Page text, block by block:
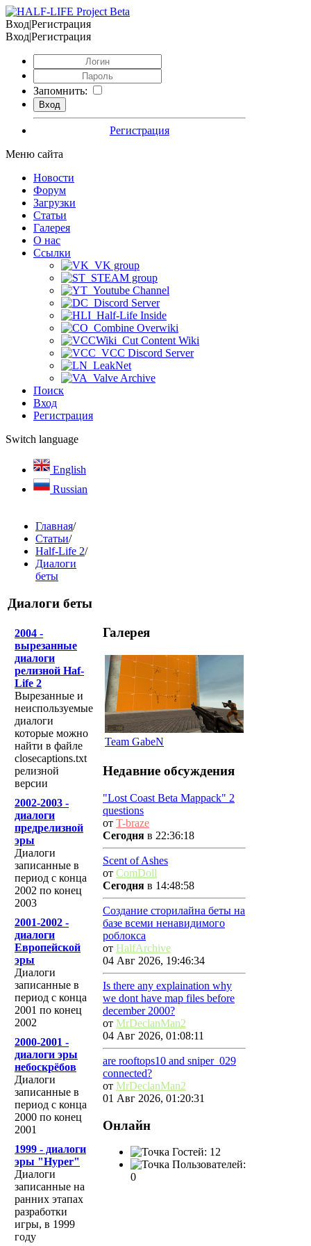
Вход|Регистрация
Вход|Регистрация
Запомнить:
Регистрация
Меню сайта
Новости
Форум
Загрузки
Статьи
Галерея
О нас
Ссылки
VK group
STEAM group
Youtube Channel
Discord Server
Half-Life Inside
Combine Overwiki
Cut Content Wiki
VCC Discord Server
LeakNet
Valve Archive
Поиск
Вход
Регистрация
Switch language
English
Russian
Главная/
Статьи/
Half-Life 2/
Диалоги
беты
Диалоги беты
2004 -
вырезанные
диалоги
релизной Haf-
Life 2
Вырезанные и
неиспользуемые
диалоги
которые можно
найти в файле
closecaptions.txt
релизной
версии
2002-2003 -
диалоги
предрелизной
эры
Диалоги
записанные в
период с конца
2002 по конец
2003
2001-2002 -
диалоги
Европейской
эры
Диалоги
записанные в
период с конца
2001 по конец
2002
2000-2001 -
диалоги эры
небоскрёбов
Диалоги
записанные в
период с конца
2000 по конец
2001
1999 - диалоги
эры "Hyper"
Диалоги
записанные на
ранних этапах
разработки
игры, в 1999
году
Галерея
Team GabeN
Недавние обсуждения
"Lost Coast Beta Mappack" 2
questions
от T-braze
Сегодня в 22:36:18
Scent of Ashes
от ComDoll
Сегодня в 14:48:58
Создание сторилайна беты на
базе всеми ненавидимого
роблокса
от HalfArchive
04 Авг 2026, 19:46:34
Is there any explaination why
we dont have map files before
december 2000?
от MrDeclanMan2
04 Авг 2026, 01:08:11
are rooftops10 and sniper_029
connected?
от MrDeclanMan2
01 Авг 2026, 01:20:31
Онлайн
Гостей: 12
Пользователей:
0